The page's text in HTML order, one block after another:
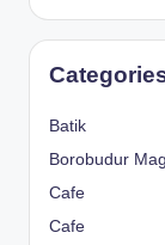
Batik
Borobudur
Cafe
Cafe